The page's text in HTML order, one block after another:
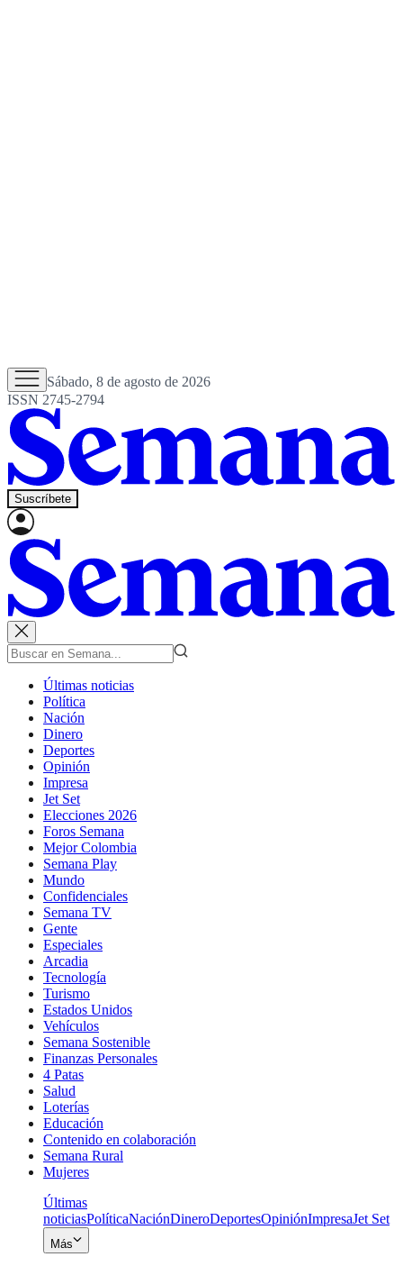
Sábado, 8 de agosto de 2026
ISSN 2745-2794
Suscríbete
Últimas noticias
Política
Nación
Dinero
Deportes
Opinión
Impresa
Jet Set
Elecciones 2026
Foros Semana
Mejor Colombia
Semana Play
Mundo
Confidenciales
Semana TV
Gente
Especiales
Arcadia
Tecnología
Turismo
Estados Unidos
Vehículos
Semana Sostenible
Finanzas Personales
4 Patas
Salud
Loterías
Educación
Contenido en colaboración
Semana Rural
Mujeres
Últimas
noticiasPolíticaNaciónDineroDeportesOpiniónImpresaJet Set
Más